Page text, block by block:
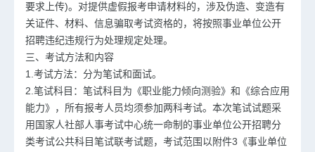
要求上传)。对提供虚假报考申请材料的，涉及伪造、变造有
关证件、材料、信息骗取考试资格的，将按照事业单位公开
招聘违纪违规行为处理规定处理。
三、考试方法和内容
1.考试方法：分为笔试和面试。
2.笔试科目：笔试科目为《职业能力倾向测验》和《综合应用
能力》，所有报考人员均须参加两科考试。本次笔试试题采
用国家人社部人事考试中心统一命制的事业单位公开招聘分
类考试公共科目笔试联考试题，考试范围以附件3《事业单位